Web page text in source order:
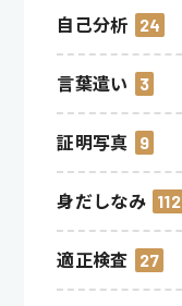
自己分析 24
言葉遣い 3
証明写真 9
身だしなみ 112
適正検査 27